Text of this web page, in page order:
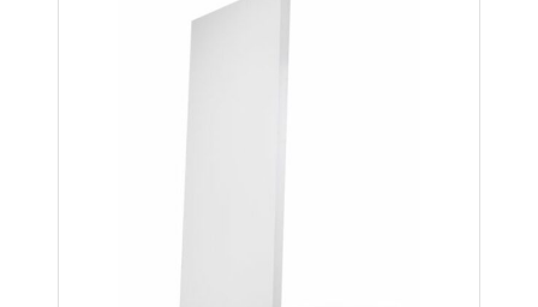
vgradnjo fasadnega sistema ter veljavne